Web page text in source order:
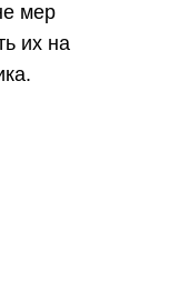
мер
их на